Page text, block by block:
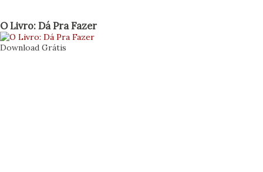
relacionar quesitos, estabelecer limites e buscar as
parcerias certas. Antes de apresentar uma nova
relação sobre os aspectos de construção do laboratório,
O Livro: Dá Pra Fazer
Download Grátis